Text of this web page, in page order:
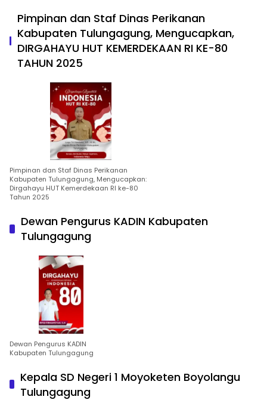
Pimpinan dan Staf Dinas Perikanan
Kabupaten Tulungagung, Mengucapkan,
DIRGAHAYU HUT KEMERDEKAAN RI KE-80
TAHUN 2025
Pimpinan dan Staf Dinas Perikanan
Kabupaten Tulungagung, Mengucapkan:
Dirgahayu HUT Kemerdekaan RI ke-80
Tahun 2025
Dewan Pengurus KADIN Kabupaten
Tulungagung
Dewan Pengurus KADIN
Kabupaten Tulungagung
Kepala SD Negeri 1 Moyoketen Boyolangu
Tulungagung